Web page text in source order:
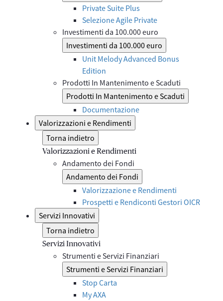
Private Suite Plus
Selezione Agile Private
Investimenti da 100.000 euro
Investimenti da 100.000 euro
Unit Melody Advanced Bonus
Edition
Prodotti In Mantenimento e Scaduti
Prodotti In Mantenimento e Scaduti
Documentazione
Valorizzazioni e Rendimenti
Torna indietro
Valorizzazioni e Rendimenti
Andamento dei Fondi
Andamento dei Fondi
Valorizzazione e Rendimenti
Prospetti e Rendiconti Gestori OICR
Servizi Innovativi
Torna indietro
Servizi Innovativi
Strumenti e Servizi Finanziari
Strumenti e Servizi Finanziari
Stop Carta
My AXA